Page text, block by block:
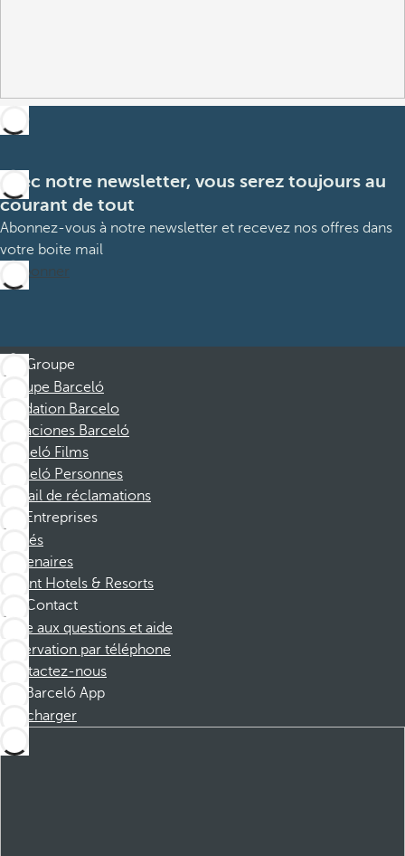
Avec notre newsletter, vous serez toujours au
courant de tout
Abonnez-vous à notre newsletter et recevez nos offres dans
votre boite mail
M’abonner
Groupe
Groupe Barceló
Fondation Barcelo
Vacaciones Barceló
Barceló Films
Barceló Personnes
Portail de réclamations
Entreprises
Affiliés
Partenaires
Dorint Hotels & Resorts
Contact
Foire aux questions et aide
Réservation par téléphone
Contactez-nous
Barceló App
Télécharger